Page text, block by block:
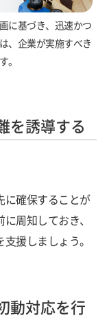
に基づき、迅速かつ
、企業が実施すべき
。
を誘導する
に確保することが
周知しておき、
援しましょう。
動対応を行